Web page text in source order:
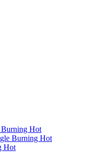
Burning Hot
Burning Hot
Hot